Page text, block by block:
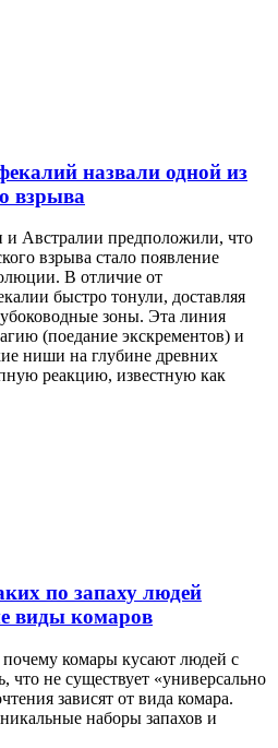
назвали одной из
взрыва
и Австралии предположили, что
взрыва стало появление
В отличие от
быстро тонули, доставляя
зоны. Эта линия
(поедание экскрементов) и
ниши на глубине древних
реакцию, известную как
по запаху людей
виды комаров
комары кусают людей с
что не существует «универсально
зависят от вида комара.
наборы запахов и